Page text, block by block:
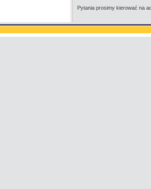
Pytania prosimy kierować na